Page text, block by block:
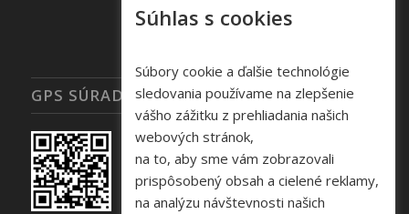
GPS SÚRADNICE
Súhlas s cookies
Súbory cookie a ďalšie technológie
sledovania používame na zlepšenie
vášho zážitku z prehliadania našich
webových stránok,
na to, aby sme vám zobrazovali
prispôsobený obsah a cielené reklamy,
na analýzu návštevnosti našich